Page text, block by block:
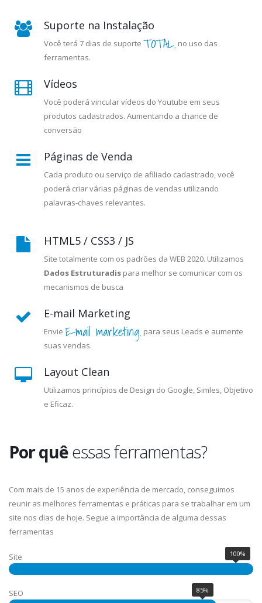
Suporte na Instalação
Você terá 7 dias de suporte TOTAL. no uso das
ferramentas.
Vídeos
Você poderá vincular vídeos do Youtube em seus
produtos cadastrados. Aumentando a chance de
conversão
Páginas de Venda
Cada produto ou serviço de afiliado cadastrado, você
poderá criar várias páginas de vendas utilizando
palavras-chaves relevantes.
HTML5 / CSS3 / JS
Site totalmente com os padrões da WEB 2020. Utilizamos
Dados Estruturadis para melhor se comunicar com os
mecanismos de busca
E-mail Marketing
Envie E-mail marketing. para seus Leads e aumente
suas vendas.
Layout Clean
Utilizamos princípios de Design do Google, Simles, Objetivo
e Eficaz.
Por quêessas ferramentas?
Com mais de 15 anos de experiência de mercado, conseguimos
reunir as melhores ferramentas e práticas para se trabalhar em um
site nos dias de hoje. Segue a importância de alguma dessas
ferramentas
Site 100%
SEO 85%